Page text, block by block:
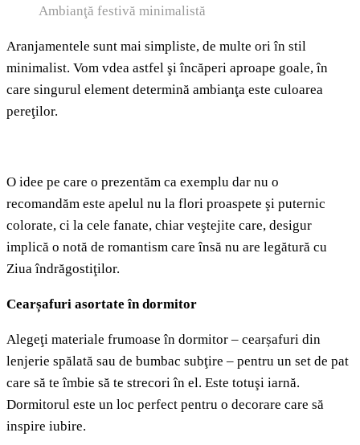
Ambianţă festivă minimalistă
Aranjamentele sunt mai simpliste, de multe ori în stil
minimalist. Vom vdea astfel şi încăperi aproape goale, în
care singurul element determină ambianţa este culoarea
pereţilor.
O idee pe care o prezentăm ca exemplu dar nu o
recomandăm este apelul nu la flori proaspete şi puternic
colorate, ci la cele fanate, chiar veştejite care, desigur
implică o notă de romantism care însă nu are legătură cu
Ziua îndrăgostiţilor.
Cearșafuri asortate în dormitor
Alegeţi materiale frumoase în dormitor – cearșafuri din
lenjerie spălată sau de bumbac subţire – pentru un set de pat
care să te îmbie să te strecori în el. Este totuşi iarnă.
Dormitorul este un loc perfect pentru o decorare care să
inspire iubire.